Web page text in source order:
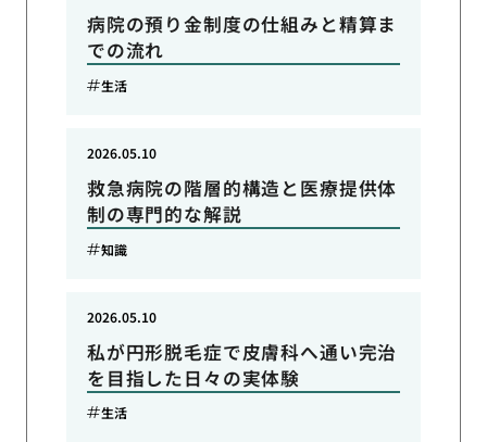
病院の預り金制度の仕組みと精算ま
での流れ
生活
救急病院の階層的構造と医療提供体
制の専門的な解説
2026.05.10
知識
私が円形脱毛症で皮膚科へ通い完治
を目指した日々の実体験
2026.05.10
生活